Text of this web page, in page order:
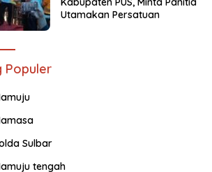
Utamakan Persatuan
Populer
Sulbar
tengah